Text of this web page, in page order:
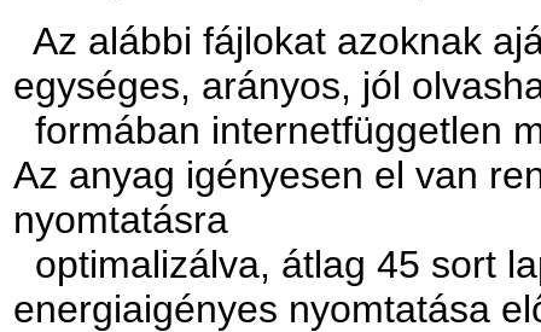
Az alábbi fájlokat azoknak
egységes, arányos, jól
formában internetfüggetlen
Az anyag igényesen el van
nyomtatásra
optimalizálva, átlag 45 sort
energiaigényes nyomtatása